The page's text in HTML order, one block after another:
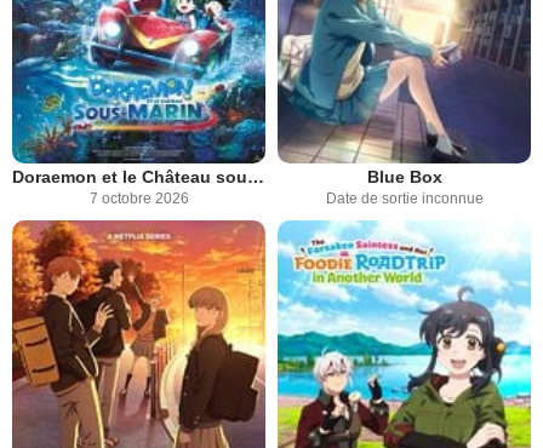
Doraemon et le Château sous-marin
7 octobre 2026
Blue Box
Date de sortie inconnue